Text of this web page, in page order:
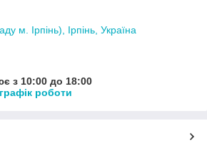
м. Ірпінь), Ірпінь, Україна
з 10:00 до 18:00
роботи